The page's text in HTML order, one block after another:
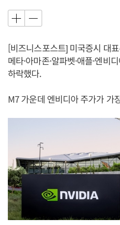
[비즈니스포스트] 미국증시 대
메타·아마존·알파벳·애플·엔비
하락했다.
M7 가운데 엔비디아 주가가 가